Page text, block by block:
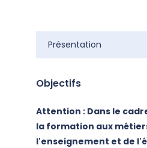
Présentation
Objectifs
Attention : Dans le
la formation aux
l'enseignement et de